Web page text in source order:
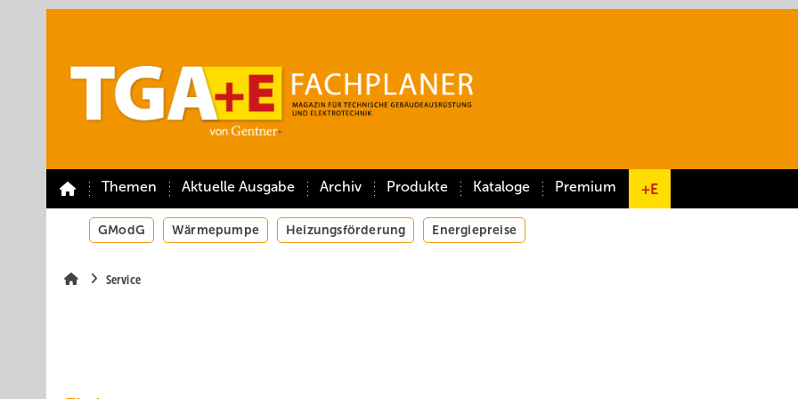
Themen Aktuelle Ausgabe Archiv Produkte Kataloge Premium +E
GModG Wärmepumpe Heizungsförderung Energiepreise
Service